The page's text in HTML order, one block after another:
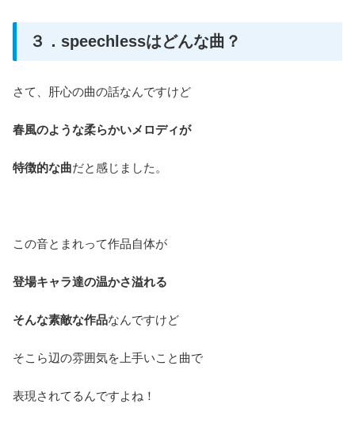
３．speechlessはどんな曲？
さて、肝心の曲の話なんですけど
春風のような柔らかいメロディが
特徴的な曲だと感じました。
この音とまれって作品自体が
登場キャラ達の温かさ溢れる
そんな素敵な作品なんですけど
そこら辺の雰囲気を上手いこと曲で
表現されてるんですよね！